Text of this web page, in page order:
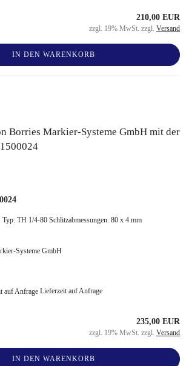
210,00 EUR
zzgl. 19% MwSt. zzgl. Versand
IN DEN WARENKORB
Typ: TH 1/4-80 Schlitzabmessungen: 80 x 4 mm
Systeme GmbH
Lieferzeit auf Anfrage
235,00 EUR
zzgl. 19% MwSt. zzgl. Versand
IN DEN WARENKORB